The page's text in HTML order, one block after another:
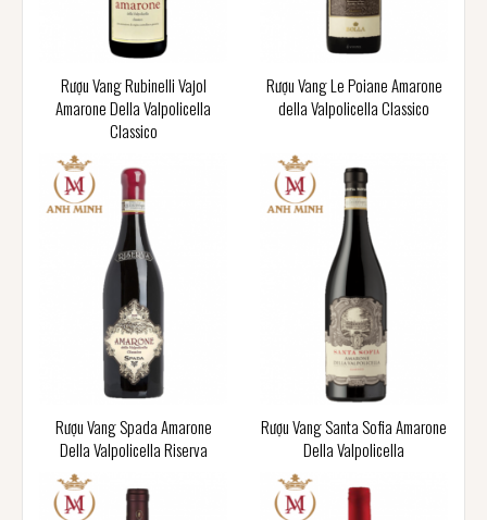
Rượu Vang Rubinelli Vajol
Amarone Della Valpolicella
Classico
Rượu Vang Le Poiane Amarone
della Valpolicella Classico
Rượu Vang Spada Amarone
Della Valpolicella Riserva
Rượu Vang Santa Sofia Amarone
Della Valpolicella